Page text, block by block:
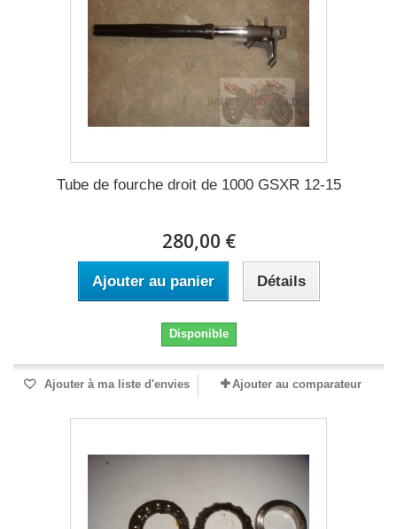
Tube de fourche droit de 1000 GSXR 12-15
280,00 €
Ajouter au panier Détails
Disponible
Ajouter à ma liste d'envies Ajouter au comparateur